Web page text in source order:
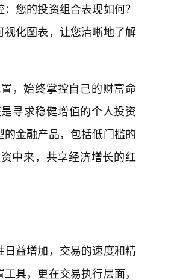
您的投资组合表现如何？
化图表，让您清晰地了解
，始终掌控自己的财富命
寻求稳健增值的个人投资
金融产品，包括低门槛的
中来，共享经济增长的红
益增加，交易的速度和精
具，更在交易执行层面，